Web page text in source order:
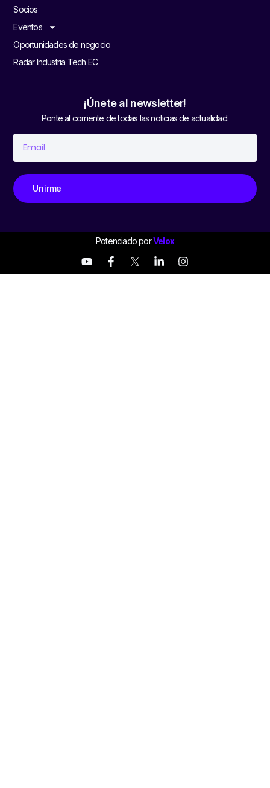
Socios
Eventos
Oportunidades de negocio
Radar Industria Tech EC
¡Únete al newsletter!
Ponte al corriente de todas las noticias de actualidad.
Unirme
Potenciado porVelox